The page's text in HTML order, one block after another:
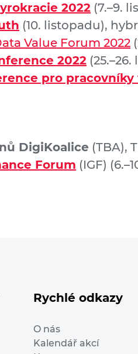
2022 (7.–9.
(10. listopadu),
Value Forum 2022
2022
pro
DigiKoalice (TBA),
Forum (IGF)
Rychlé odkazy
O nás
Kalendář akcí